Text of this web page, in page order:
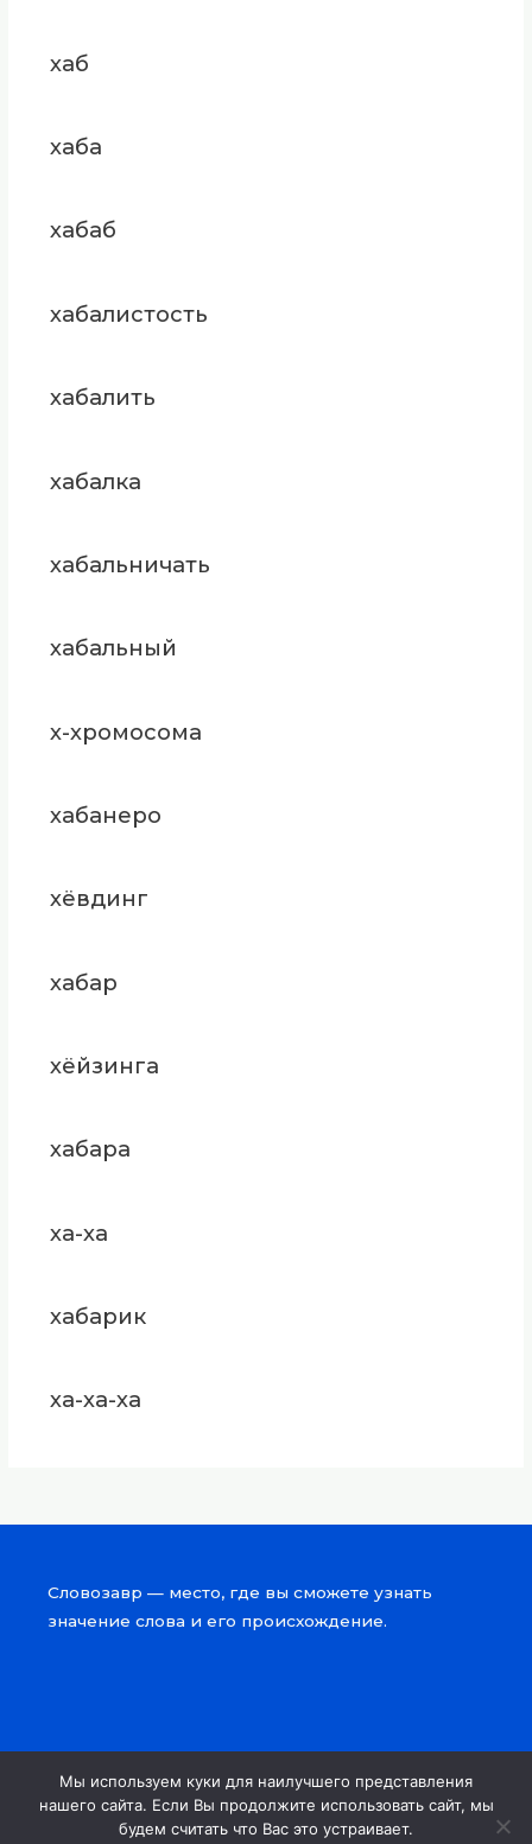
хаб
хаба
хабаб
хабалистость
хабалить
хабалка
хабальничать
хабальный
х-хромосома
хабанеро
хёвдинг
хабар
хёйзинга
хабара
ха-ха
хабарик
ха-ха-ха
Словозавр — место, где вы сможете узнать
значение слова и его происхождение.
Copyright © 2026 Словозавр
Мы используем куки для наилучшего представления
нашего сайта. Если Вы продолжите использовать сайт, мы
будем считать что Вас это устраивает.